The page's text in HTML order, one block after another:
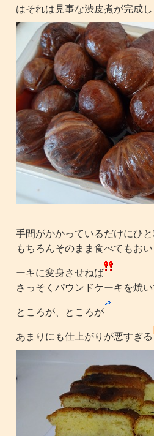
はそれは見事な渋皮煮が完成
手間がかかっているだけにひ
もちろんそのまま食べてもお
ーキに変身させねば
さっそくパウンドケーキを焼い
ところが、ところが
あまりにも仕上がりが悪すぎる